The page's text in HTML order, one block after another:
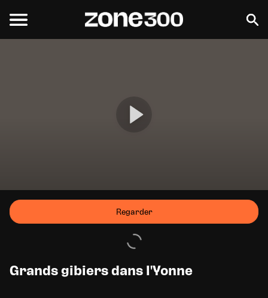
Regarder
Grands gibiers dans l'Yonne